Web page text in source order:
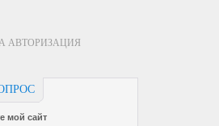
АВТОРИЗАЦИЯ
мой сайт